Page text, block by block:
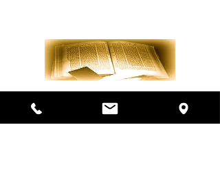
Do Not Sell My Personal Information
הרב הראשי ואב''ד ריא דע זשאניר